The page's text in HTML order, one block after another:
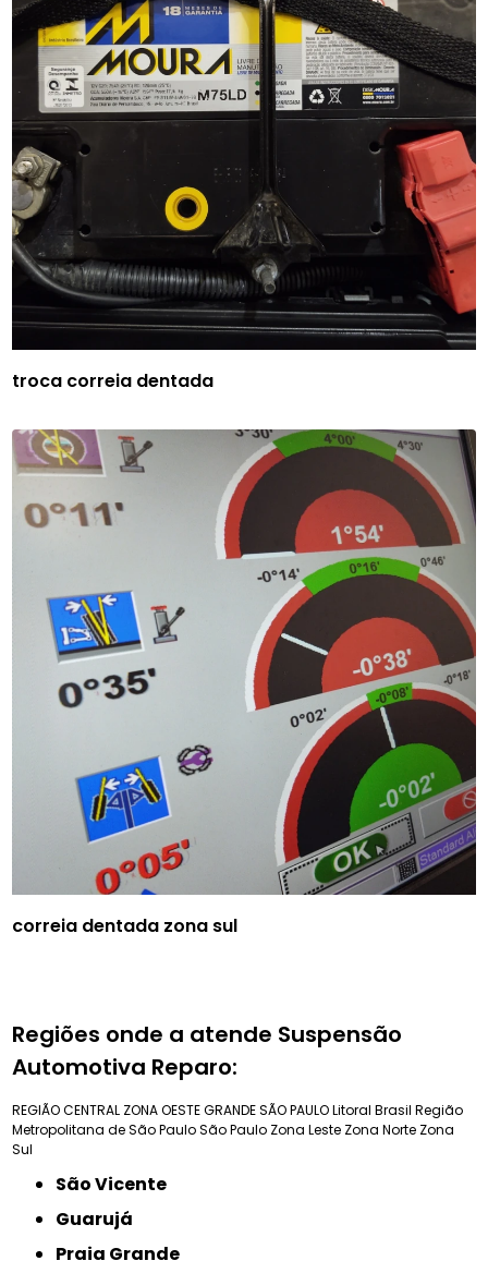
troca correia dentada
correia dentada zona sul
Regiões onde a atende Suspensão
Automotiva Reparo:
REGIÃO CENTRAL ZONA OESTEGRANDE SÃO PAULOLitoral Brasil Região
Metropolitana de São PauloSão Paulo Zona Leste Zona Norte Zona
Sul
São Vicente
Guarujá
Praia Grande